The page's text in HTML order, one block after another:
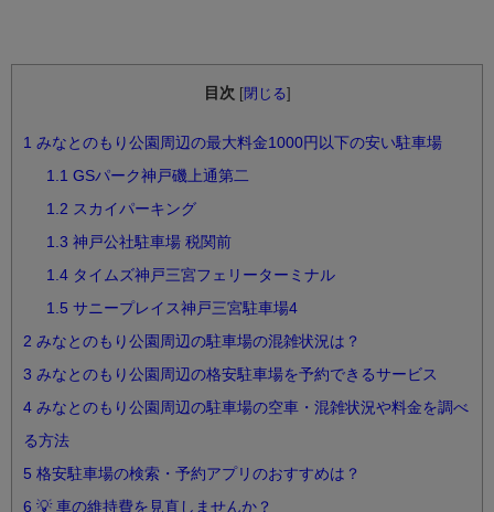
目次 閉じる
1 みなとのもり公園周辺の最大料金1000円以下の安い駐車場
1.1 GSパーク神戸磯上通第二
1.2 スカイパーキング
1.3 神戸公社駐車場 税関前
1.4 タイムズ神戸三宮フェリーターミナル
1.5 サニープレイス神戸三宮駐車場4
2 みなとのもり公園周辺の駐車場の混雑状況は？
3 みなとのもり公園周辺の格安駐車場を予約できるサービス
4 みなとのもり公園周辺の駐車場の空車・混雑状況や料金を調べ
る方法
5 格安駐車場の検索・予約アプリのおすすめは？
6 💡 車の維持費を見直しませんか？